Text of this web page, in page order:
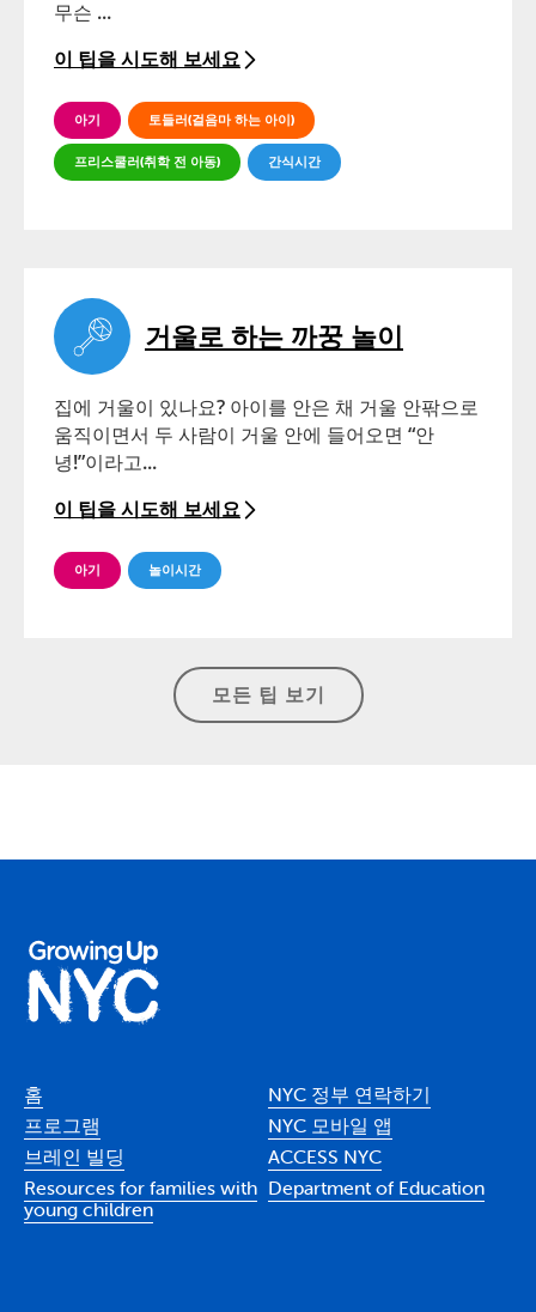
무슨 ...
이 팁을 시도해 보세요
아기 토들러(걸음마 하는 아이)
프리스쿨러(취학 전 아동) 간식시간
거울로 하는 까꿍 놀이
집에 거울이 있나요? 아이를 안은 채 거울 안팎으로
움직이면서 두 사람이 거울 안에 들어오면 “안
녕!”이라고...
이 팁을 시도해 보세요
아기 놀이시간
모든 팁 보기
홈
프로그램
브레인 빌딩
Resources for families with
young children
NYC 정부 연락하기
NYC 모바일 앱
ACCESS NYC
Department of Education